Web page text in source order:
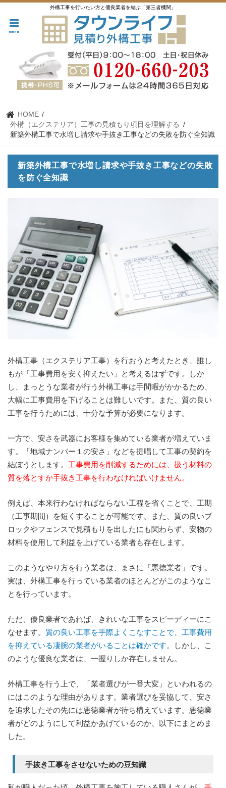
外構工事を行いたい方と優良業者を結ぶ「第三者機関」
menu
HOME
外構（エクステリア）工事の見積もり項目を理解する
新築外構工事で水増し請求や手抜き工事などの失敗を防ぐ全知識
新築外構工事で水増し請求や手抜き工事などの失敗
を防ぐ全知識
外構工事（エクステリア工事）を行おうと考えたとき、誰し
もが「工事費用を安く抑えたい」と考えるはずです。しか
し、まっとうな業者が行う外構工事は手間暇がかかるため、
大幅に工事費用を下げることは難しいです。また、質の良い
工事を行うためには、十分な予算が必要になります。
一方で、安さを武器にお客様を集めている業者が増えていま
す。「地域ナンバー１の安さ」などを提唱して工事の契約を
結ぼうとします。 工事費用を削減するためには、扱う材料の
質を落とすか手抜き工事を行わなければいけません。
例えば、本来行わなければならない工程を省くことで、工期
（工事期間）を短くすることが可能です。また、質の良いブ
ロックやフェンスで見積もりを出したにも関わらず、安物の
材料を使用して利益を上げている業者も存在します。
このようなやり方を行う業者は、まさに「悪徳業者」です。
実は、外構工事を行っている業者のほとんどがこのようなこ
とを行っています。
ただ、優良業者であれば、きれいな工事をスピーディーにこ
なせます。 質の良い工事を手際よくこなすことで、工事費用
を抑えている凄腕の業者がいることは確かです。
しかし、こ
のような優良な業者は、一握りしか存在しません。
外構工事を行う上で、「業者選びが一番大変」といわれるの
にはこのような理由があります。業者選びを妥協して、安さ
を追求したその先には悪徳業者が待ち構えています。悪徳業
者がどのようにして利益かあげているのか、以下にまとめま
した。
手抜き工事をさせないための豆知識